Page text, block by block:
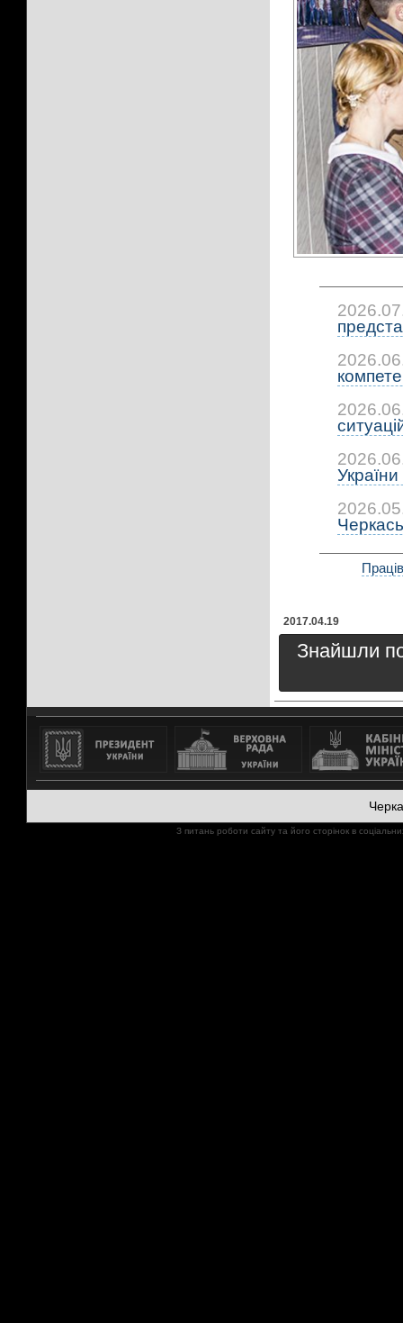
України
2017.04.19
Знайшли
З питань роботи сайту та його сторінок в